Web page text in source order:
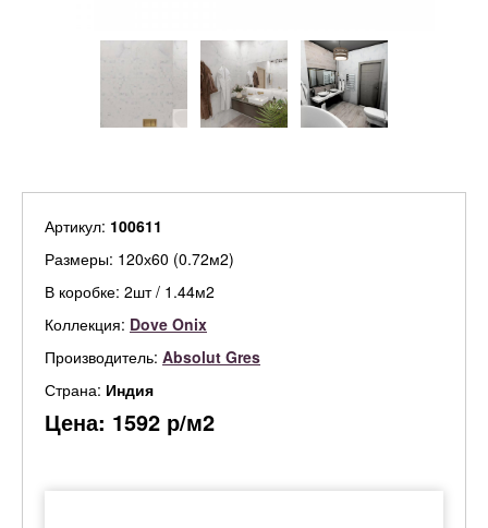
Артикул: 100611
Размеры: 120х60 (0.72м2)
В коробке: 2шт / 1.44м2
Коллекция: Dove Onix
Производитель: Absolut Gres
Страна: Индия
Цена: 1592 р/м2